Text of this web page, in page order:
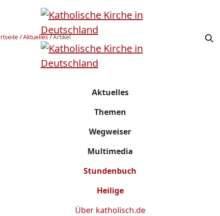
/Aktuelles/Artikel
Aktuelles
Themen
Wegweiser
Multimedia
Stundenbuch
Heilige
Über katholisch.de